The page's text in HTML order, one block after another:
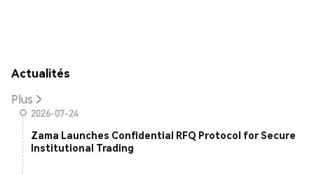
Actualités
Plus
2026-07-24
Zama Launches Confidential RFQ Protocol for Secure
Institutional Trading